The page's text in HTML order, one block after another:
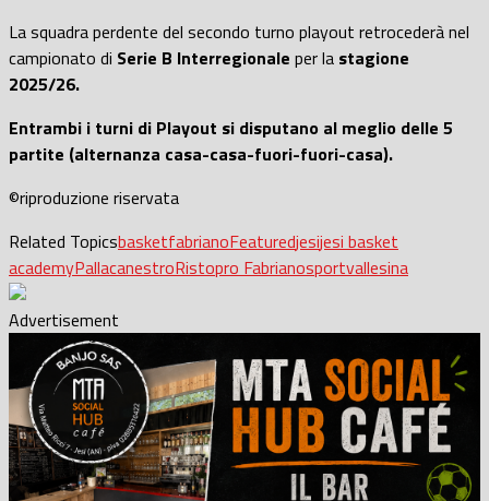
La squadra perdente del secondo turno playout retrocederà nel
campionato di Serie B Interregionale per la stagione
2025/26.
Entrambi i turni di Playout si disputano al meglio delle 5
partite (alternanza casa-casa-fuori-fuori-casa).
©riproduzione riservata
Related TopicsbasketfabrianoFeaturedjesijesi basket
academyPallacanestroRistopro Fabrianosportvallesina
Advertisement